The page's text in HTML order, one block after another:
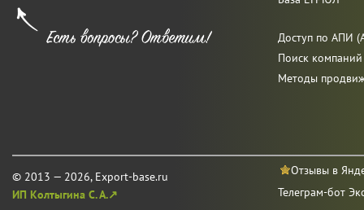
© 2013 — 2026, Export-base.ru
ИП Колтыгина С. А.↗
Доступ по АПИ
Поиск
Методы
Отзывы в
Телеграм-бот